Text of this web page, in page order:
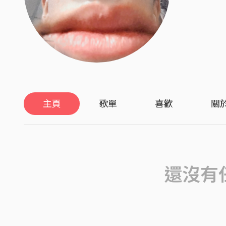
主頁 歌單 喜歡 關
還沒有